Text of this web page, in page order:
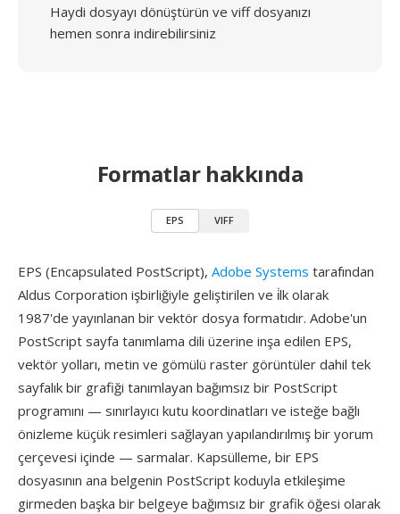
Haydi dosyayı dönüştürün ve viff dosyanızı
hemen sonra indirebilirsiniz
Formatlar hakkında
EPS VIFF
EPS (Encapsulated PostScript), Adobe Systems tarafından
Aldus Corporation işbirliğiyle geliştirilen ve i̇lk olarak
1987'de yayınlanan bir vektör dosya formatıdır. Adobe'un
PostScript sayfa tanımlama dili üzerine inşa edilen EPS,
vektör yolları, metin ve gömülü raster görüntüler dahil tek
sayfalık bir grafiği tanımlayan bağımsız bir PostScript
programını — sınırlayıcı kutu koordinatları ve isteğe bağlı
önizleme küçük resimleri sağlayan yapılandırılmış bir yorum
çerçevesi içinde — sarmalar. Kapsülleme, bir EPS
dosyasının ana belgenin PostScript koduyla etkileşime
girmeden başka bir belgeye bağımsız bir grafik öğesi olarak